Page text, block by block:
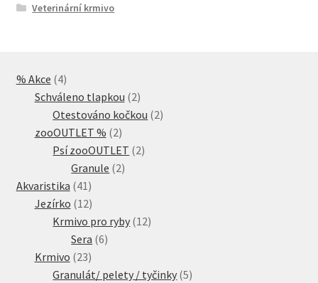
Veterinární krmivo
% Akce 44
produkty
Schváleno tlapkou 22
produkty
Otestováno kočkou 22
zooOUTLET % 22
produkty
Psí zooOUTLET 22
Granule 22
Akvaristika 41 41
produktů
Jezírko 1212
produktů
Krmivo pro ryby 1212
Sera 66
Krmivo 2323
produktů
Granulát/ pelety / tyčinky 55